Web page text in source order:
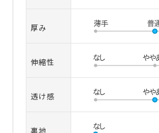
厚み
伸縮性
透け感
裏地